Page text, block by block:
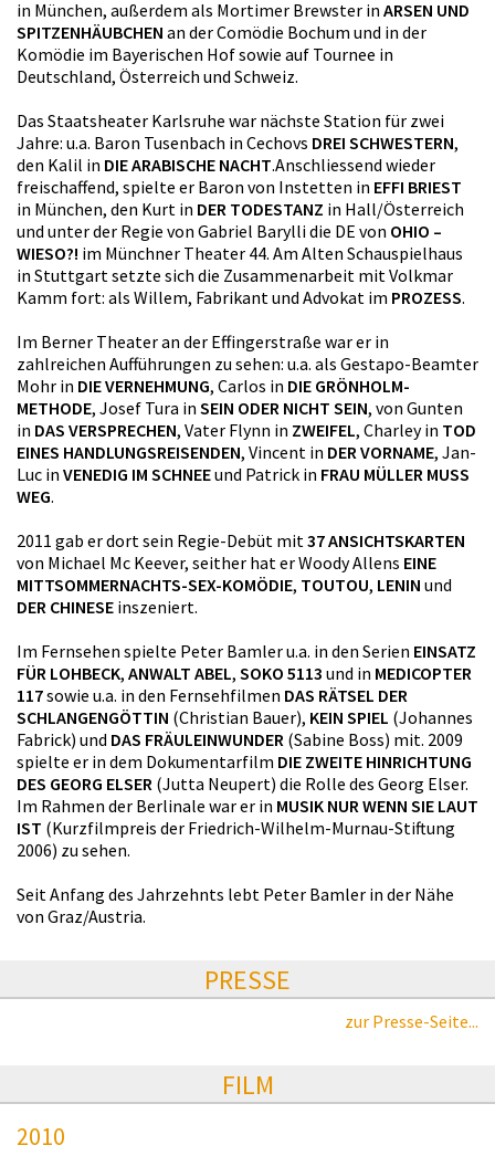
in München, außerdem als Mortimer Brewster in ARSEN UND
SPITZENHÄUBCHEN an der Comödie Bochum und in der
Komödie im Bayerischen Hof sowie auf Tournee in
Deutschland, Österreich und Schweiz.
Das Staatsheater Karlsruhe war nächste Station für zwei
Jahre: u.a. Baron Tusenbach in Cechovs DREI SCHWESTERN,
den Kalil in DIE ARABISCHE NACHT.Anschliessend wieder
freischaffend, spielte er Baron von Instetten in EFFI BRIEST
in München, den Kurt in DER TODESTANZ in Hall/Österreich
und unter der Regie von Gabriel Barylli die DE von OHIO –
WIESO?! im Münchner Theater 44. Am Alten Schauspielhaus
in Stuttgart setzte sich die Zusammenarbeit mit Volkmar
Kamm fort: als Willem, Fabrikant und Advokat im PROZESS.
Im Berner Theater an der Effingerstraße war er in
zahlreichen Aufführungen zu sehen: u.a. als Gestapo-Beamter
Mohr in DIE VERNEHMUNG, Carlos in DIE GRÖNHOLM-
METHODE, Josef Tura in SEIN ODER NICHT SEIN, von Gunten
in DAS VERSPRECHEN, Vater Flynn in ZWEIFEL, Charley in TOD
EINES HANDLUNGSREISENDEN, Vincent in DER VORNAME, Jan-
Luc in VENEDIG IM SCHNEEund Patrick in FRAU MÜLLER MUSS
WEG.
2011 gab er dort sein Regie-Debüt mit37 ANSICHTSKARTEN
von Michael Mc Keever, seither hat er Woody Allens EINE
MITTSOMMERNACHTS-SEX-KOMÖDIE, TOUTOU, LENIN und
DER CHINESE inszeniert.
Im Fernsehen spielte Peter Bamler u.a. in den Serien EINSATZ
FÜR LOHBECK, ANWALT ABEL, SOKO 5113 und in MEDICOPTER
117sowie u.a. in den Fernsehfilmen DAS RÄTSEL DER
SCHLANGENGÖTTIN (Christian Bauer), KEIN SPIEL (Johannes
Fabrick) und DAS FRÄULEINWUNDER (Sabine Boss) mit. 2009
spielte er in dem Dokumentarfilm DIE ZWEITE HINRICHTUNG
DES GEORG ELSER (Jutta Neupert) die Rolle des Georg Elser.
Im Rahmen der Berlinale war er in MUSIK NUR WENN SIE LAUT
IST (Kurzfilmpreis der Friedrich-Wilhelm-Murnau-Stiftung
2006) zu sehen.
Seit Anfang des Jahrzehnts lebt Peter Bamler in der Nähe
von Graz/Austria.
PRESSE
zur Presse-Seite...
FILM
2010